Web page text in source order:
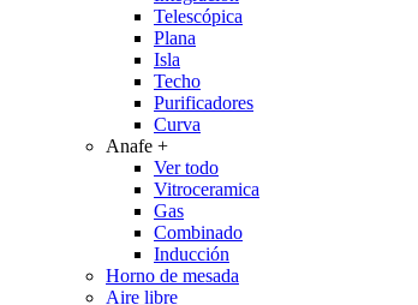
Telescópica
Plana
Isla
Techo
Purificadores
Curva
Anafe +
Ver todo
Vitroceramica
Gas
Combinado
Inducción
Horno de mesada
Aire libre